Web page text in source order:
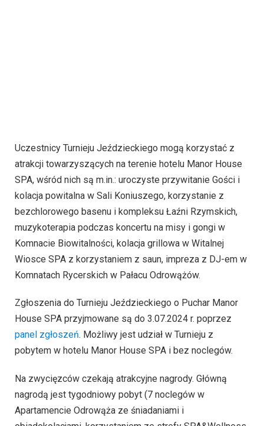
Uczestnicy Turnieju Jeździeckiego mogą korzystać z
atrakcji towarzyszących na terenie hotelu Manor House
SPA, wśród nich są m.in.: uroczyste przywitanie Gości i
kolacja powitalna w Sali Koniuszego, korzystanie z
bezchlorowego basenu i kompleksu Łaźni Rzymskich,
muzykoterapia podczas koncertu na misy i gongi w
Komnacie Biowitalności, kolacja grillowa w Witalnej
Wiosce SPA z korzystaniem z saun, impreza z DJ-em w
Komnatach Rycerskich w Pałacu Odrowążów.
Zgłoszenia do Turnieju Jeździeckiego o Puchar Manor
House SPA przyjmowane są do 3.07.2024 r. poprzez
panel zgłoszeń. Możliwy jest udział w Turnieju z
pobytem w hotelu Manor House SPA i bez noclegów.
Na zwycięzców czekają atrakcyjne nagrody. Główną
nagrodą jest tygodniowy pobyt (7 noclegów w
Apartamencie Odrowąża ze śniadaniami i